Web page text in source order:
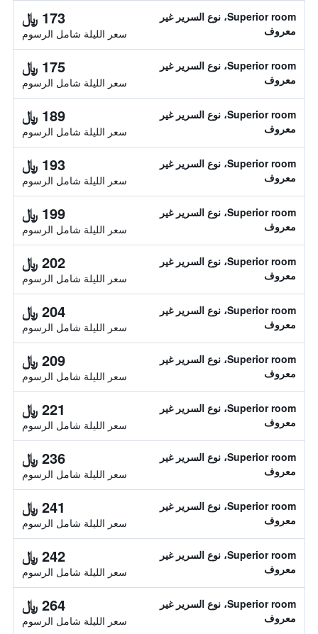
Superior room، نوع السرير غير
معروف
173 ﷼
سعر الليلة شامل الرسوم
Superior room، نوع السرير غير
معروف
175 ﷼
سعر الليلة شامل الرسوم
Superior room، نوع السرير غير
معروف
189 ﷼
سعر الليلة شامل الرسوم
Superior room، نوع السرير غير
معروف
193 ﷼
سعر الليلة شامل الرسوم
Superior room، نوع السرير غير
معروف
199 ﷼
سعر الليلة شامل الرسوم
Superior room، نوع السرير غير
معروف
202 ﷼
سعر الليلة شامل الرسوم
Superior room، نوع السرير غير
معروف
204 ﷼
سعر الليلة شامل الرسوم
Superior room، نوع السرير غير
معروف
209 ﷼
سعر الليلة شامل الرسوم
Superior room، نوع السرير غير
معروف
221 ﷼
سعر الليلة شامل الرسوم
Superior room، نوع السرير غير
معروف
236 ﷼
سعر الليلة شامل الرسوم
Superior room، نوع السرير غير
معروف
241 ﷼
سعر الليلة شامل الرسوم
Superior room، نوع السرير غير
معروف
242 ﷼
سعر الليلة شامل الرسوم
Superior room، نوع السرير غير
معروف
264 ﷼
سعر الليلة شامل الرسوم